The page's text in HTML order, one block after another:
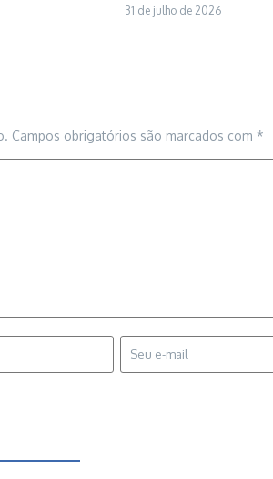
31 de julho de 2026
Campos obrigatórios são marcados com *